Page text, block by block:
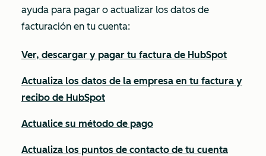
ayuda para pagar o actualizar los datos de
facturación en tu cuenta:
Ver, descargar y pagar tu factura de HubSpot
Actualiza los datos de la empresa en tu factura y
recibo de HubSpot
Actualice su método de pago
Actualiza los puntos de contacto de tu cuenta